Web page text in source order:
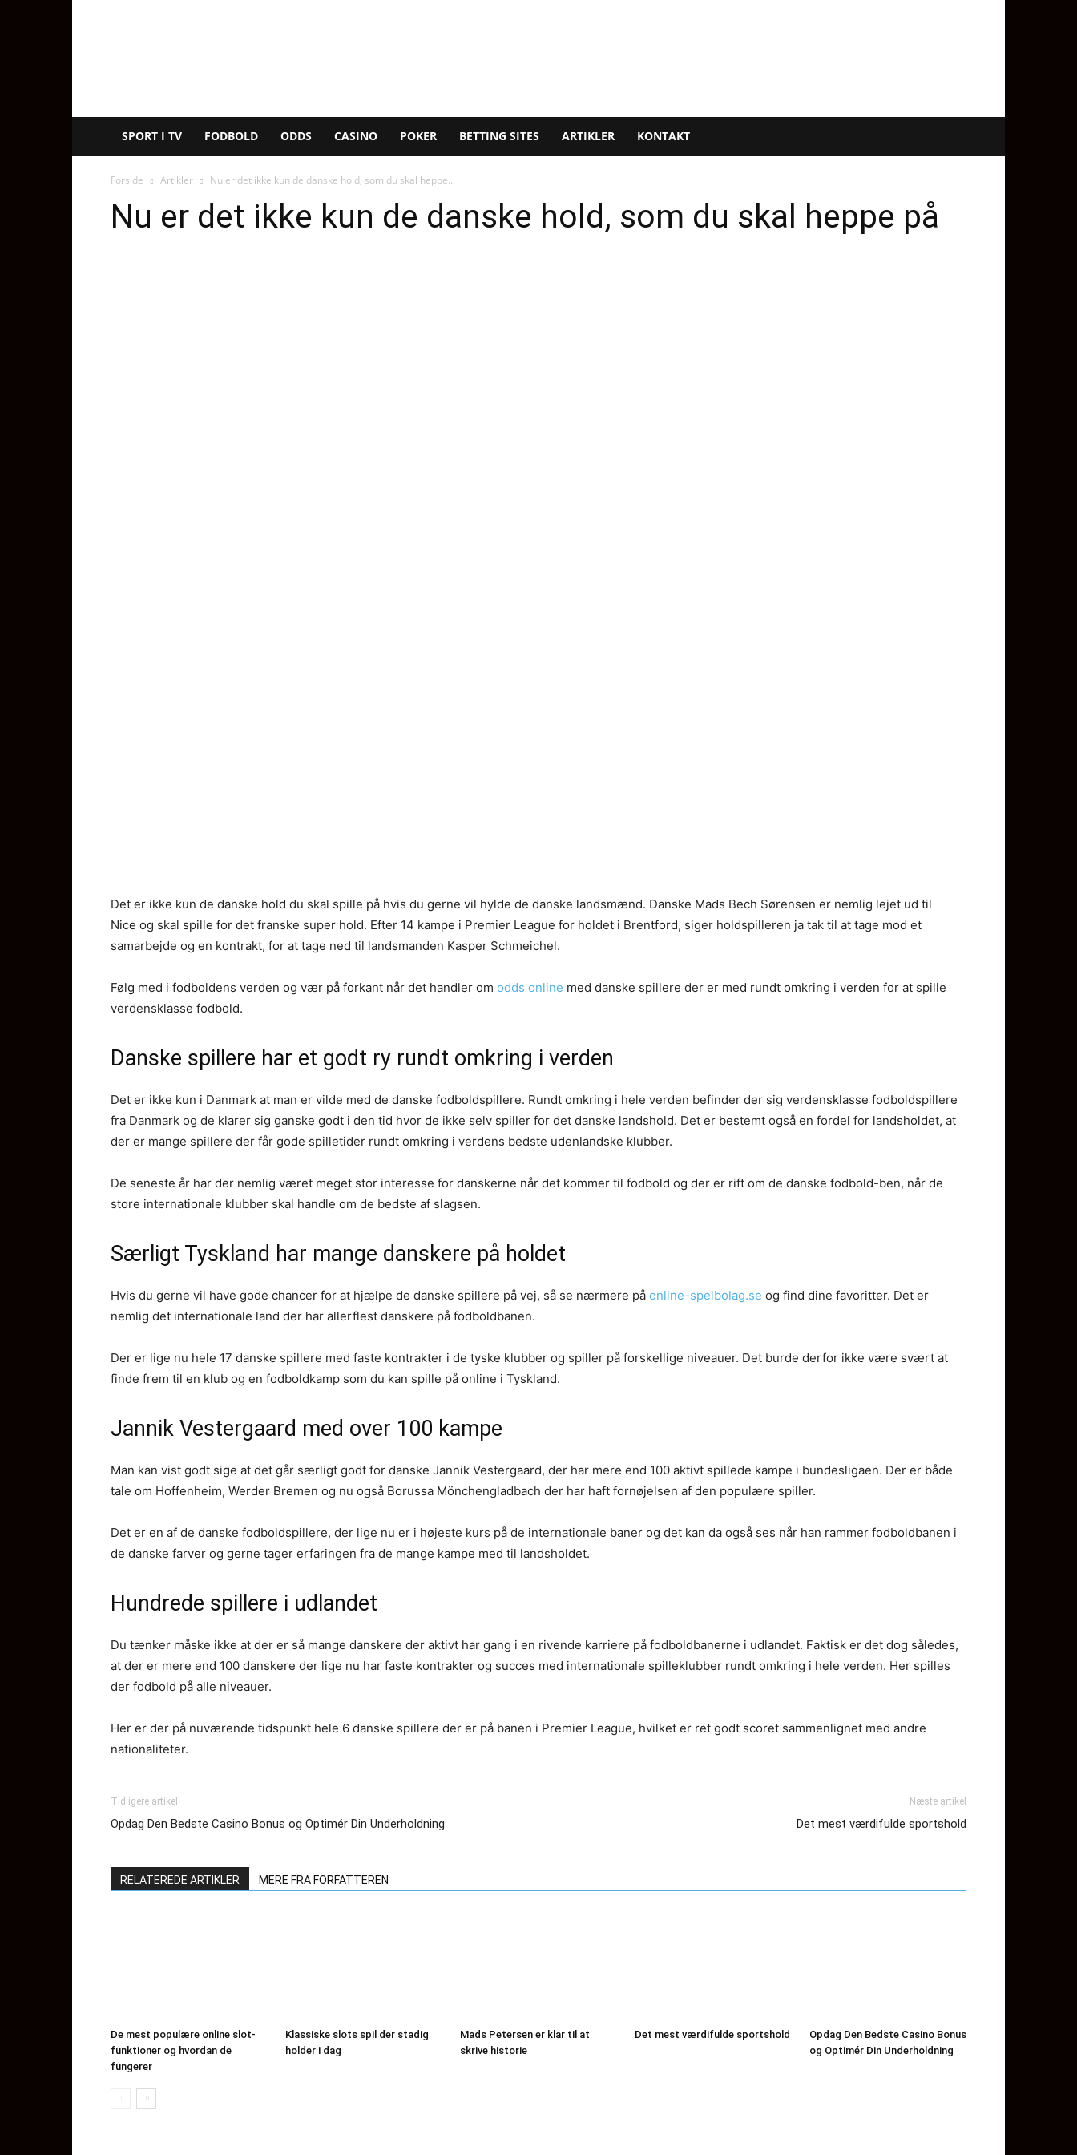
SPORT I TV FODBOLD ODDS CASINO POKER BETTING SITES ARTIKLER KONTAKT
Forside Artikler Nu er det ikke kun de danske hold, som du skal heppe...
Nu er det ikke kun de danske hold, som du skal heppe på
Det er ikke kun de danske hold du skal spille på hvis du gerne vil hylde de danske landsmænd. Danske Mads Bech Sørensen er nemlig lejet ud til
Nice og skal spille for det franske super hold. Efter 14 kampe i Premier League for holdet i Brentford, siger holdspilleren ja tak til at tage mod et
samarbejde og en kontrakt, for at tage ned til landsmanden Kasper Schmeichel.
Følg med i fodboldens verden og vær på forkant når det handler om odds online med danske spillere der er med rundt omkring i verden for at spille
verdensklasse fodbold.
Danske spillere har et godt ry rundt omkring i verden
Det er ikke kun i Danmark at man er vilde med de danske fodboldspillere. Rundt omkring i hele verden befinder der sig verdensklasse fodboldspillere
fra Danmark og de klarer sig ganske godt i den tid hvor de ikke selv spiller for det danske landshold. Det er bestemt også en fordel for landsholdet, at
der er mange spillere der får gode spilletider rundt omkring i verdens bedste udenlandske klubber.
De seneste år har der nemlig været meget stor interesse for danskerne når det kommer til fodbold og der er rift om de danske fodbold-ben, når de
store internationale klubber skal handle om de bedste af slagsen.
Særligt Tyskland har mange danskere på holdet
Hvis du gerne vil have gode chancer for at hjælpe de danske spillere på vej, så se nærmere på online-spelbolag.se og find dine favoritter. Det er
nemlig det internationale land der har allerflest danskere på fodboldbanen.
Der er lige nu hele 17 danske spillere med faste kontrakter i de tyske klubber og spiller på forskellige niveauer. Det burde derfor ikke være svært at
finde frem til en klub og en fodboldkamp som du kan spille på online i Tyskland.
Jannik Vestergaard med over 100 kampe
Man kan vist godt sige at det går særligt godt for danske Jannik Vestergaard, der har mere end 100 aktivt spillede kampe i bundesligaen. Der er både
tale om Hoffenheim, Werder Bremen og nu også Borussa Mönchengladbach der har haft fornøjelsen af den populære spiller.
Det er en af de danske fodboldspillere, der lige nu er i højeste kurs på de internationale baner og det kan da også ses når han rammer fodboldbanen i
de danske farver og gerne tager erfaringen fra de mange kampe med til landsholdet.
Hundrede spillere i udlandet
Du tænker måske ikke at der er så mange danskere der aktivt har gang i en rivende karriere på fodboldbanerne i udlandet. Faktisk er det dog således,
at der er mere end 100 danskere der lige nu har faste kontrakter og succes med internationale spilleklubber rundt omkring i hele verden. Her spilles
der fodbold på alle niveauer.
Her er der på nuværende tidspunkt hele 6 danske spillere der er på banen i Premier League, hvilket er ret godt scoret sammenlignet med andre
nationaliteter.
Tidligere artikel
Opdag Den Bedste Casino Bonus og Optimér Din Underholdning
Næste artikel
Det mest værdifulde sportshold
RELATEREDE ARTIKLER MERE FRA FORFATTEREN
De mest populære online slot-
funktioner og hvordan de
fungerer
Klassiske slots spil der stadig
holder i dag
Mads Petersen er klar til at
skrive historie
Det mest værdifulde sportshold
Opdag Den Bedste Casino Bonus
og Optimér Din Underholdning